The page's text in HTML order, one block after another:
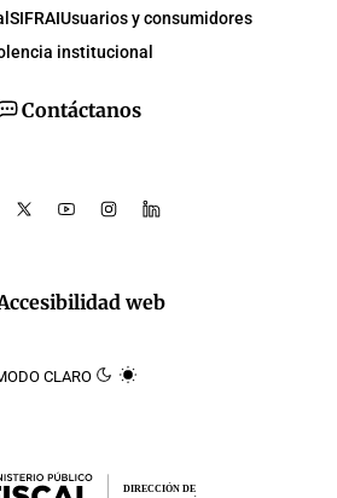
Contáctanos
web
CLARO
SIFRAIUsuarios y consumidores
institucional
DIRECCIÓN DE